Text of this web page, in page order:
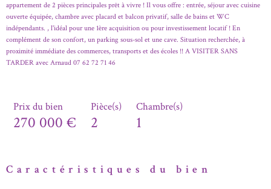
appartement de 2 pièces principales prêt à vivre ! Il vous offre : entrée, séjour avec cuisine
ouverte équipée, chambre avec placard et balcon privatif, salle de bains et WC
indépendants. , l'idéal pour une 1ère acquisition ou pour investissement locatif ! En
complément de son confort, un parking sous-sol et une cave. Situation recherchée, à
proximité immédiate des commerces, transports et des écoles !! A VISITER SANS
TARDER avec Arnaud 07 62 72 71 46
Prix du bien
270 000 €
Pièce(s)
2
Chambre(s)
1
Caractéristiques du bien